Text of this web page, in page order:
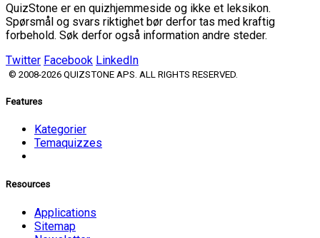
QuizStone er en quizhjemmeside og ikke et leksikon.
Spørsmål og svars riktighet bør derfor tas med kraftig
forbehold. Søk derfor også information andre steder.
Twitter Facebook LinkedIn
© 2008-2026 QUIZSTONE APS. ALL RIGHTS RESERVED.
Features
Kategorier
Temaquizzes
Resources
Applications
Sitemap